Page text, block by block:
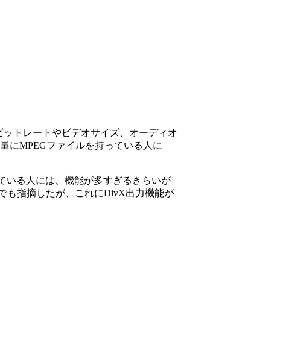
トレートやビデオサイズ、オーディオ
にMPEGファイルを持っている人に
いる人には、機能が多すぎるきらいが
も指摘したが、これにDivX出力機能が